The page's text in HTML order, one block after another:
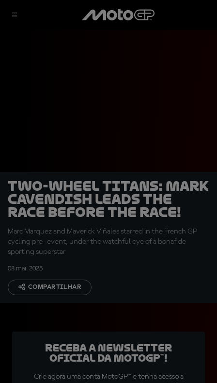
Two-wheel titans: Mark
Cavendish leads the
race before the race!
Marc Marquez and Maverick Viñales starred in the French GP
cycling pre-event, under the watchful eye of a bonafide
sporting superstar
08 mai. 2025
COMPARTILHAR
Receba a newsletter
oficial da MotoGP™!
Crie agora uma conta MotoGP™ e tenha acesso a